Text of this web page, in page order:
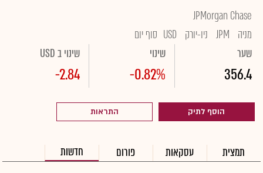
JPMorgan Chase
מניה
JPM ניו-יורק USD סוף יום
שער
356.4
שינוי
-0.82%
שינוי ב USD
-2.84
הוסף לתיק התראות
תמצית עסקאות פורום חדשות